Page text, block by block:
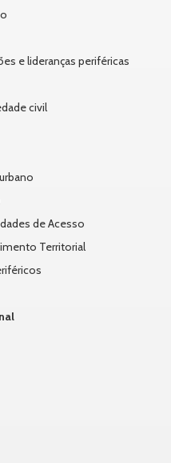
e lideranças periféricas
civil
de Acesso
Territorial